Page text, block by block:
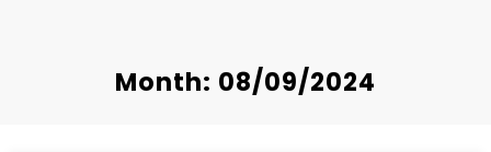
Month: 08/09/2024